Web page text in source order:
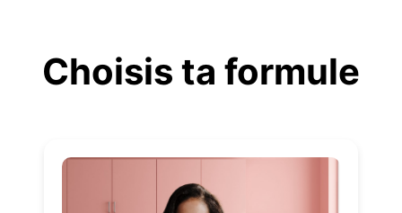
contenuChoisis ta formule